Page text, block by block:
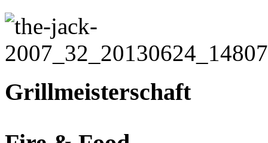
Grillmeisterschaft